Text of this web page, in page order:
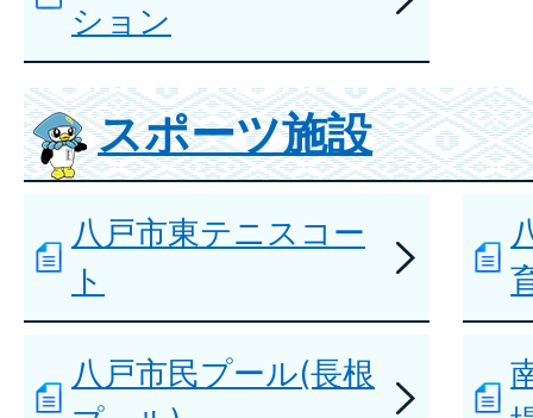
ション
スポーツ施設
八戸市東テニスコー
ト
八戸市民プール(長根